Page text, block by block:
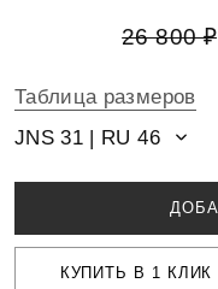
26 800 ₽
Таблица размеров
JNS 31 | RU 46
КУПИТЬ В 1 КЛИК